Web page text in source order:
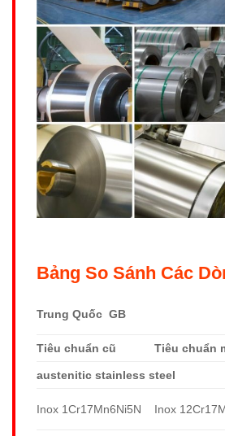
Bảng So Sánh Các
Trung Quốc GB
Tiêu chuẩn cũ Tiêu chuẩn
austenitic stainless steel
Inox 1Cr17Mn6Ni5N Inox